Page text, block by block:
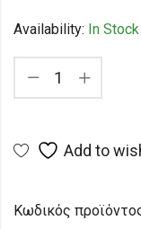
Availability: In Stock
Add to
Κωδικός